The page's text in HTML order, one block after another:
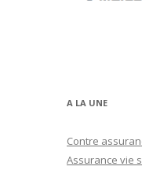
A LA UNE
Contre
Assurance vie